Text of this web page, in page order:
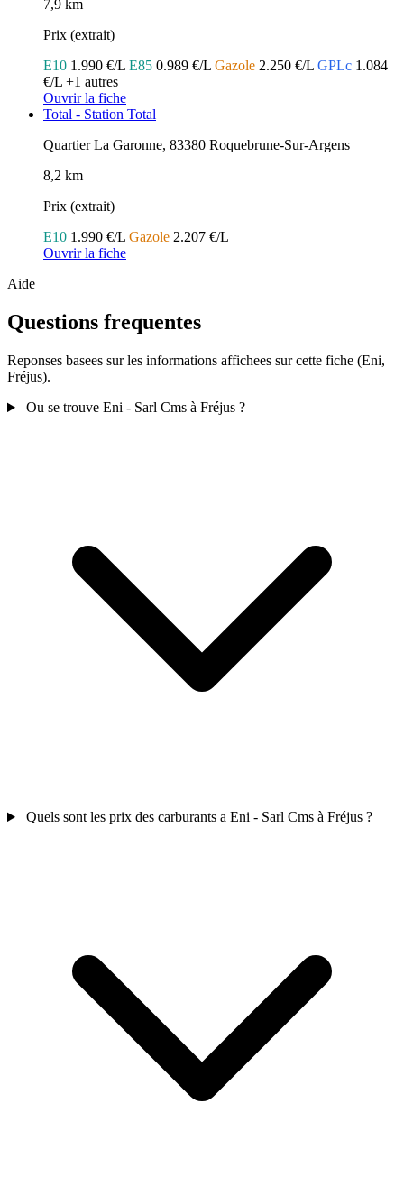
7,9 km
Prix (extrait)
E10 1.990 €/L E85 0.989 €/L Gazole 2.250 €/L GPLc 1.084
€/L +1 autres
Ouvrir la fiche
Total - Station Total
Quartier La Garonne, 83380 Roquebrune-Sur-Argens
8,2 km
Prix (extrait)
E10 1.990 €/L Gazole 2.207 €/L
Ouvrir la fiche
Aide
Questions frequentes
Reponses basees sur les informations affichees sur cette fiche (Eni,
Fréjus).
Ou se trouve Eni - Sarl Cms à Fréjus ?
Quels sont les prix des carburants a Eni - Sarl Cms à Fréjus ?